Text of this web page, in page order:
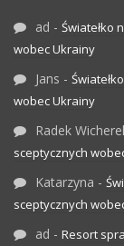
ad - Światełko
wobec Ukrainy
Jans -
wobec Ukrainy
Radek
sceptycznych
Katarzyna -
sceptycznych
ad - Resort